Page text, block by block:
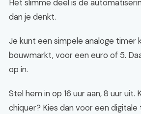
Het slimme deel is de
dan je denkt.
Je kunt een simpele analoge timer
bouwmarkt, voor een euro of 5.
op in.
Stel hem in op 16 uur aan, 8 uur uit.
chiquer? Kies dan voor een